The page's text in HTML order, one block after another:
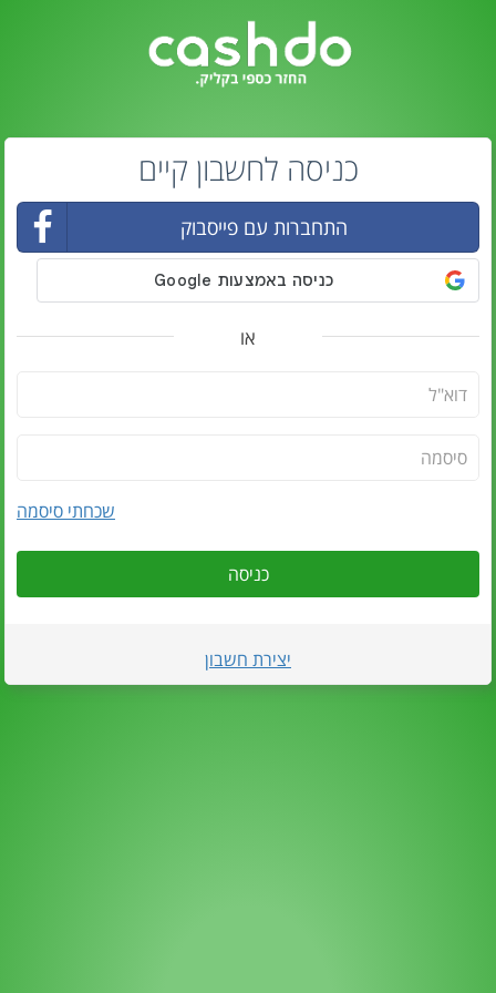
כניסה לחשבון קיים
התחברות עם פייסבוק
או
שכחתי סיסמה
כניסה
יצירת חשבון